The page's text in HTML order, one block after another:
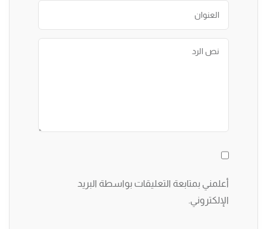
أعلمني بمتابعة التعليقات بواسطة البريد
الإلكتروني.